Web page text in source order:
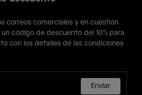
correos comerciales y en cuestión
código de descuento del 10% para
con los detalles de las condiciones
Enviar